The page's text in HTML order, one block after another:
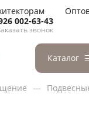
002-63-43
звонок
Каталог